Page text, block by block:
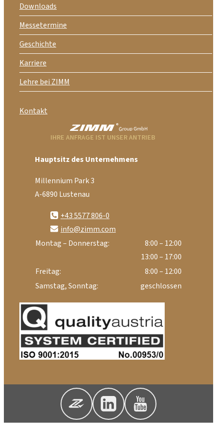
Downloads
Messetermine
Geschichte
Karriere
Lehre bei ZIMM
Kontakt
IHRE ANFRAGE IST UNSER ANTRIEB
Hauptsitz des Unternehmens
Millennium Park 3
A-6890 Lustenau
+43 5577 806-0
info@zimm.com
Montag – Donnerstag:
8:00 – 12:00
13:00 – 17:00
Freitag:
8:00 – 12:00
Samstag, Sonntag:
geschlossen